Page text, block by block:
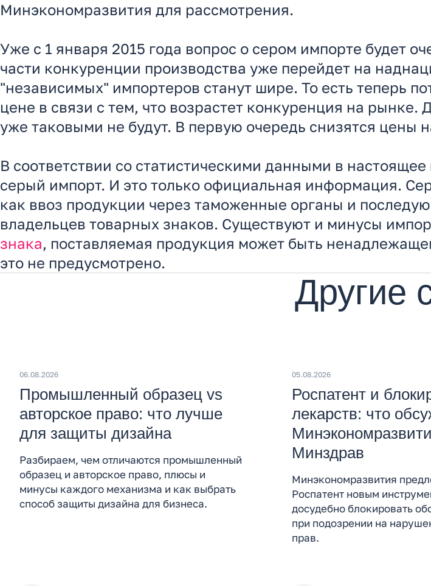
Минэкономразвития для рассмотрения.
Уже с 1 января 2015 года вопрос о сером импорте будет
части конкуренции производства уже перейдет на
"независимых" импортеров станут шире. То есть теперь
цене в связи с тем, что возрастет конкуренция на
уже таковыми не будут. В первую очередь снизятся цены
В соответствии со статистическими данными в
серый импорт. И это только официальная информация.
как ввоз продукции через таможенные органы и
владельцев товарных знаков. Существуют и минусы
знака, поставляемая продукция может быть
это не предусмотрено.
Другие
06.08.2026
Промышленный образец vs
авторское право: что лучше
для защиты дизайна
Разбираем, чем отличаются промышленный
образец и авторское право, плюсы и
минусы каждого механизма и как выбрать
способ защиты дизайна для бизнеса.
05.08.2026
Роспатент и
лекарств: что
Минздрав
Минэкономразвития
Роспатент новым
досудебно блокировать
при подозрении на
прав.